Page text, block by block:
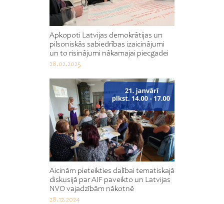
Apkopoti Latvijas demokrātijas un
pilsoniskās sabiedrības izaicinājumi
un to risinājumi nākamajai piecgadei
28.02.2025
Aicinām pieteikties dalībai tematiskajā
diskusijā par AIF paveikto un Latvijas
NVO vajadzībām nākotnē
28.12.2024